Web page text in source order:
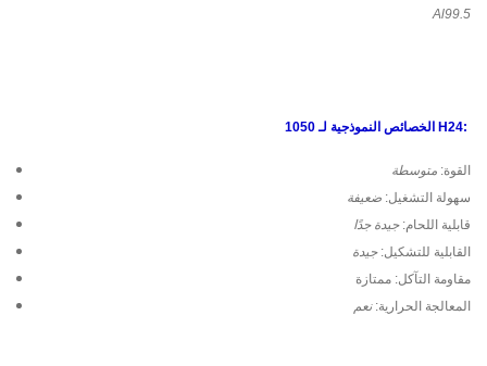
Al99.5
الخصائص النموذجية لـ 1050 H24:
القوة: متوسطة
سهولة التشغيل: ضعيفة
قابلية اللحام:جيدة جدًا
القابلية للتشكيل:جيدة
مقاومة التآكل: ممتازة
المعالجة الحرارية:نعم